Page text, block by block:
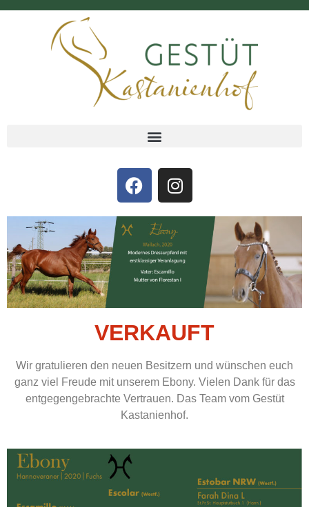
VERKAUFT
Wir gratulieren den neuen Besitzern und wünschen euch
ganz viel Freude mit unserem Ebony. Vielen Dank für das
entgegengebrachte Vertrauen. Das Team vom Gestüt
Kastanienhof.